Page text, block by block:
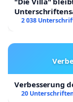
2 038
Verbesserung
20